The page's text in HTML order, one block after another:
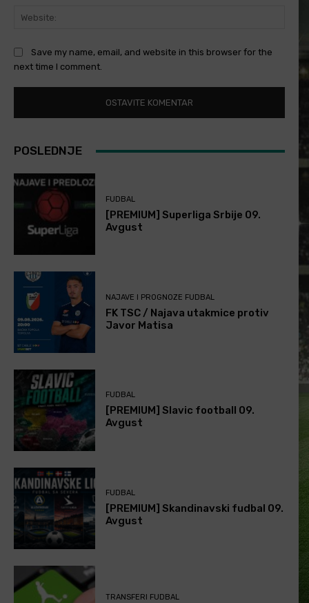
Save my name, email, and website in this browser for the
next time I comment.
POSLEDNJE
FUDBAL
[PREMIUM] Superliga Srbije 09.
Avgust
NAJAVE I PROGNOZE FUDBAL
FK TSC / Najava utakmice protiv
Javor Matisa
FUDBAL
[PREMIUM] Slavic football 09.
Avgust
FUDBAL
[PREMIUM] Skandinavski fudbal 09.
Avgust
TRANSFERI FUDBAL